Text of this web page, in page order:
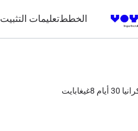
الخططتعليمات التثبيت
أيام 8غيغابايت